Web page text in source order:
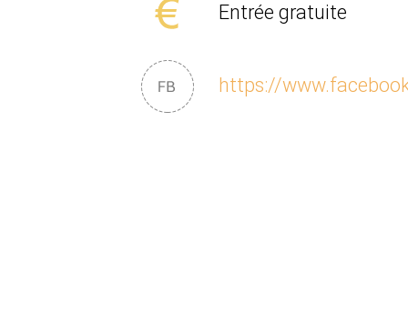
Entrée gratuite
https://